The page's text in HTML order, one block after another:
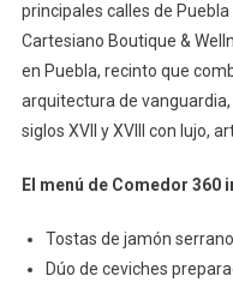
principales calles de
Cartesiano Boutique &
en Puebla, recinto que
arquitectura de
siglos XVII y XVIII con lujo,
El menú de Comedor 360
Tostas de jamón
Dúo de ceviches